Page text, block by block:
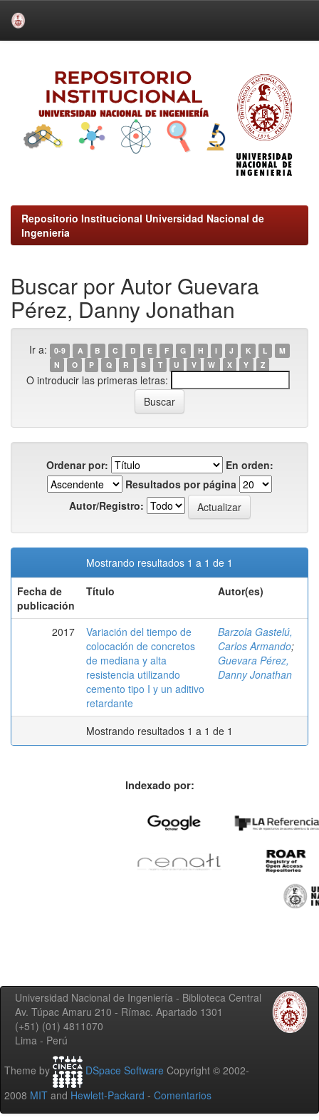
Repositorio Institucional Universidad Nacional de
Ingeniería
Buscar por Autor Guevara
Pérez, Danny Jonathan
Ir a: 0-9 A B C D E F G H I J K L
M
N
O P Q R S T U V W X Y Z
O introducir las primeras letras:
Ordenar por:
En orden:
Resultados por página
Autor/Registro:
Mostrando resultados 1 a 1 de 1
Fecha de
publicación
Título Autor(es)
2017
Variación del tiempo de
colocación de concretos
de mediana y alta
resistencia utilizando
cemento tipo I y un aditivo
retardante
Barzola Gastelú,
Carlos Armando;
Guevara Pérez,
Danny Jonathan
Mostrando resultados 1 a 1 de 1
Indexado por:
Universidad Nacional de Ingeniería - Biblioteca Central
Av. Túpac Amaru 210 - Rímac. Apartado 1301
(+51) (01) 4811070
Lima - Perú
Theme by DSpace Software Copyright © 2002-
2008 MIT and Hewlett-Packard - Comentarios